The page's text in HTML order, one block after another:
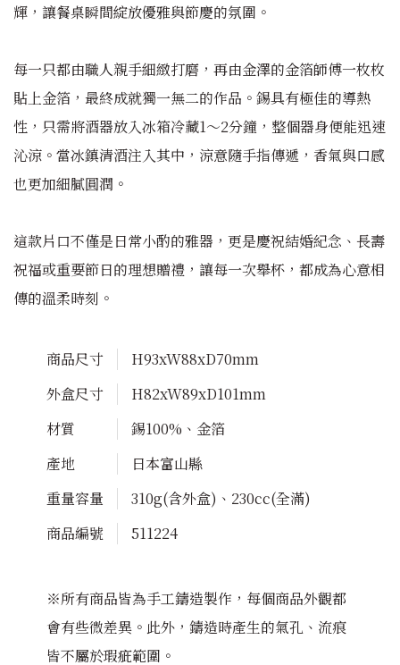
輝，讓餐桌瞬間綻放優雅與節慶的氛圍。
每一只都由職人親手細緻打磨，再由金澤的金箔師傅一枚枚
貼上金箔，最終成就獨一無二的作品。錫具有極佳的導熱
性，只需將酒器放入冰箱冷藏1～2分鐘，整個器身便能迅速
沁涼。當冰鎮清酒注入其中，涼意隨手指傳遞，香氣與口感
也更加細膩圓潤。
這款片口不僅是日常小酌的雅器，更是慶祝結婚紀念、長壽
祝福或重要節日的理想贈禮，讓每一次舉杯，都成為心意相
傳的溫柔時刻。
商品尺寸
H93xW88xD70mm
外盒尺寸
H82xW89xD101mm
材質
錫100%、金箔
產地
日本富山縣
重量容量
310g(含外盒)、230cc(全滿)
商品編號
511224
※所有商品皆為手工鑄造製作，每個商品外觀都
會有些微差異。此外，鑄造時產生的氣孔、流痕
皆不屬於瑕疵範圍。